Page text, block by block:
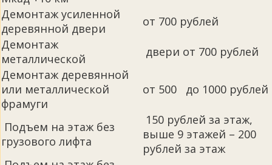
Демонтаж усиленной
деревянной двери
от 700 рублей
Демонтаж
металлической
двери от 700 рублей
Демонтаж деревянной
или металлической
фрамуги
от 500 до 1000 рублей
Подъем на этаж без
грузового лифта
150 рублей за этаж,
выше 9 этажей – 200
рублей за этаж